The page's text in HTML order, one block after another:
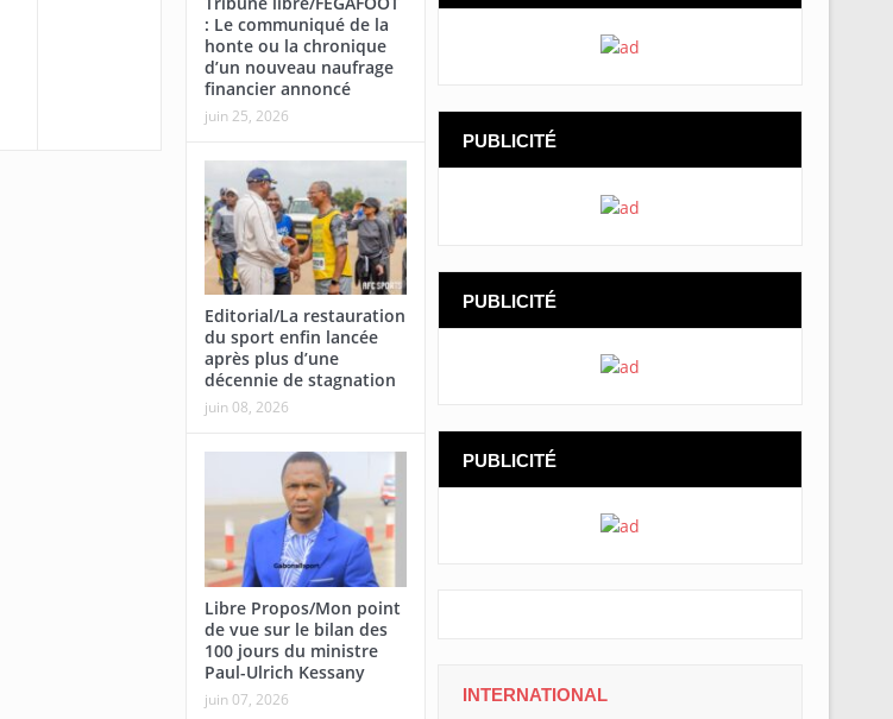
: Le communiqué de la
honte ou la chronique
d’un nouveau naufrage
financier annoncé
juin 25, 2026
Editorial/La restauration
du sport enfin lancée
après plus d’une
décennie de stagnation
juin 08, 2026
Libre Propos/Mon point
de vue sur le bilan des
100 jours du ministre
Paul-Ulrich Kessany
juin 07, 2026
PUBLICITÉ
PUBLICITÉ
PUBLICITÉ
INTERNATIONAL